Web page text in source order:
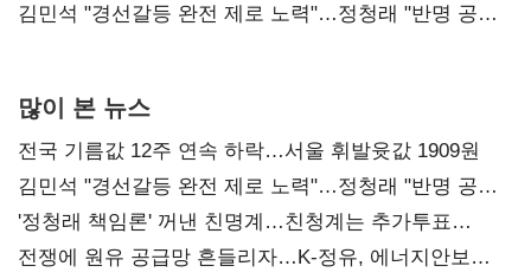
다툼 격화
김민석 "경선갈등 완전 제로 노력"…정청래 "반명 공세
많이 본 뉴스
전국 기름값 12주 연속 하락…서울 휘발윳값 1909원
김민석 "경선갈등 완전 제로 노력"…정청래 "반명 공세
사과부터"
'정청래 책임론' 꺼낸 친명계…친청계는 추가투표
때리기
전쟁에 원유 공급망 흔들리자…K-정유, 에너지안보